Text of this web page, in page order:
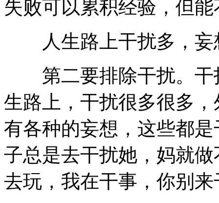
失败可以累积经验，但
人生路上干扰多，妄
第二要排除干扰。干
生路上，干扰很多很多
有各种的妄想，这些都
子总是去干扰她，妈就
去玩，我在干事，你别来